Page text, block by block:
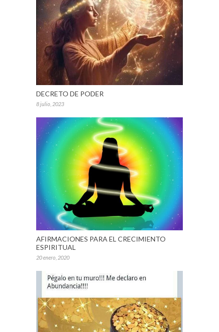
DECRETO DE PODER
8 julio, 2023
AFIRMACIONES PARA EL CRECIMIENTO
ESPIRITUAL
20 enero, 2020